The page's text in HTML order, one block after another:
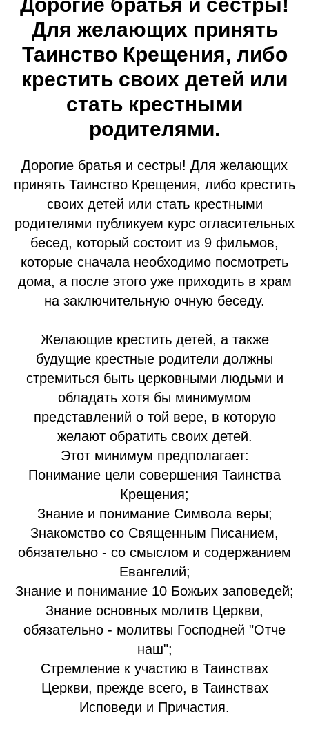
Для желающих принять
Таинство Крещения, либо
крестить своих детей или
стать крестными
родителями.
Дорогие братья и сестры! Для желающих
принять Таинство Крещения, либо крестить
своих детей или стать крестными
родителями публикуем курс огласительных
бесед, который состоит из 9 фильмов,
которые сначала необходимо посмотреть
дома, а после этого уже приходить в храм
на заключительную очную беседу.
Желающие крестить детей, а также
будущие крестные родители должны
стремиться быть церковными людьми и
обладать хотя бы минимумом
представлений о той вере, в которую
желают обратить своих детей.
Этот минимум предполагает:
Понимание цели совершения Таинства
Крещения;
Знание и понимание Символа веры;
Знакомство со Священным Писанием,
обязательно - со смыслом и содержанием
Евангелий;
Знание и понимание 10 Божьих заповедей;
Знание основных молитв Церкви,
обязательно - молитвы Господней "Отче
наш";
Стремление к участию в Таинствах
Церкви, прежде всего, в Таинствах
Исповеди и Причастия.